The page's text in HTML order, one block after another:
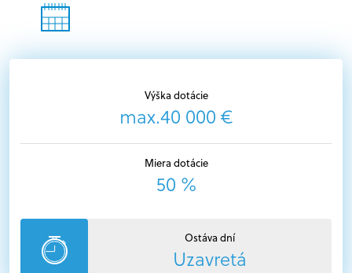
Výška dotácie
max.40 000 €
Miera dotácie
50 %
Ostáva dní
Uzavretá